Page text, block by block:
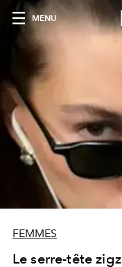
MENU
FEMMES
Le serre-tête